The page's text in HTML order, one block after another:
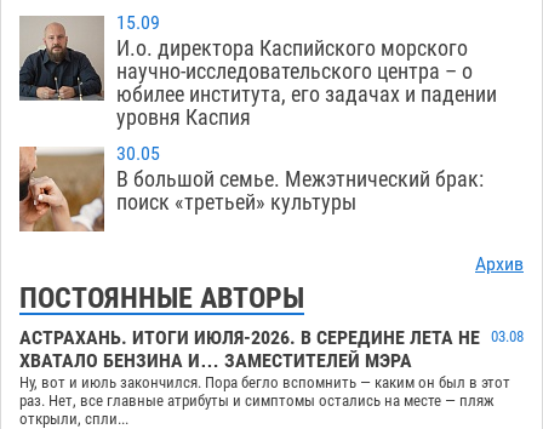
15.09
И.о. директора Каспийского морского
научно-исследовательского центра – о
юбилее института, его задачах и падении
уровня Каспия
30.05
В большой семье. Межэтнический брак:
поиск «третьей» культуры
Архив
ПОСТОЯННЫЕ АВТОРЫ
АСТРАХАНЬ. ИТОГИ ИЮЛЯ-2026. В СЕРЕДИНЕ ЛЕТА НЕ
ХВАТАЛО БЕНЗИНА И… ЗАМЕСТИТЕЛЕЙ МЭРА
03.08
Ну, вот и июль закончился. Пора бегло вспомнить — каким он был в этот
раз. Нет, все главные атрибуты и симптомы остались на месте — пляж
открыли, спли...